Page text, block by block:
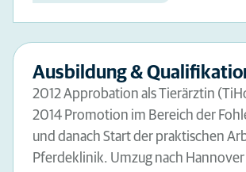
Ausbildung &
2012 Approbation als Tierärztin
2014 Promotion im Bereich der
und danach Start der praktischen
Pferdeklinik. Umzug nach